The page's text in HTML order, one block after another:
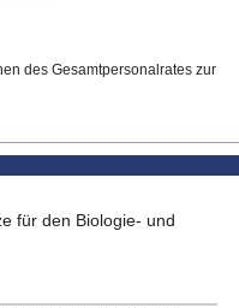
des Gesamtpersonalrates zur
für den Biologie- und